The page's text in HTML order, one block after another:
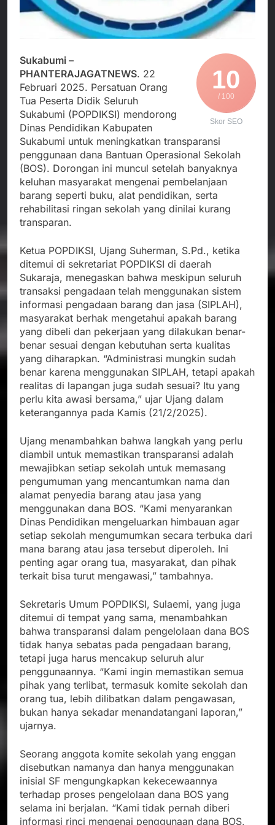
10
/ 100
Skor SEO
Sukabumi –
PHANTERAJAGATNEWS. 22
Februari 2025. Persatuan Orang
Tua Peserta Didik Seluruh
Sukabumi (POPDIKSI) mendorong
Dinas Pendidikan Kabupaten
Sukabumi untuk meningkatkan transparansi
penggunaan dana Bantuan Operasional Sekolah
(BOS). Dorongan ini muncul setelah banyaknya
keluhan masyarakat mengenai pembelanjaan
barang seperti buku, alat pendidikan, serta
rehabilitasi ringan sekolah yang dinilai kurang
transparan.
Ketua POPDIKSI, Ujang Suherman, S.Pd., ketika
ditemui di sekretariat POPDIKSI di daerah
Sukaraja, menegaskan bahwa meskipun seluruh
transaksi pengadaan telah menggunakan sistem
informasi pengadaan barang dan jasa (SIPLAH),
masyarakat berhak mengetahui apakah barang
yang dibeli dan pekerjaan yang dilakukan benar-
benar sesuai dengan kebutuhan serta kualitas
yang diharapkan. “Administrasi mungkin sudah
benar karena menggunakan SIPLAH, tetapi apakah
realitas di lapangan juga sudah sesuai? Itu yang
perlu kita awasi bersama,” ujar Ujang dalam
keterangannya pada Kamis (21/2/2025).
Ujang menambahkan bahwa langkah yang perlu
diambil untuk memastikan transparansi adalah
mewajibkan setiap sekolah untuk memasang
pengumuman yang mencantumkan nama dan
alamat penyedia barang atau jasa yang
menggunakan dana BOS. “Kami menyarankan
Dinas Pendidikan mengeluarkan himbauan agar
setiap sekolah mengumumkan secara terbuka dari
mana barang atau jasa tersebut diperoleh. Ini
penting agar orang tua, masyarakat, dan pihak
terkait bisa turut mengawasi,” tambahnya.
Sekretaris Umum POPDIKSI, Sulaemi, yang juga
ditemui di tempat yang sama, menambahkan
bahwa transparansi dalam pengelolaan dana BOS
tidak hanya sebatas pada pengadaan barang,
tetapi juga harus mencakup seluruh alur
penggunaannya. “Kami ingin memastikan semua
pihak yang terlibat, termasuk komite sekolah dan
orang tua, lebih dilibatkan dalam pengawasan,
bukan hanya sekadar menandatangani laporan,”
ujarnya.
Seorang anggota komite sekolah yang enggan
disebutkan namanya dan hanya menggunakan
inisial SF mengungkapkan kekecewaannya
terhadap proses pengelolaan dana BOS yang
selama ini berjalan. “Kami tidak pernah diberi
informasi rinci mengenai penggunaan dana BOS,